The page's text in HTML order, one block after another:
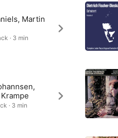
Martin
· 3 min
· 3 min